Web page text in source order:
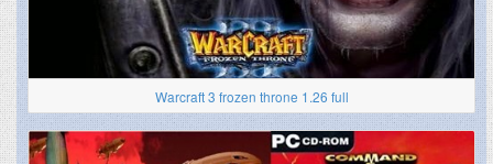
Warcraft 3 frozen throne 1.26 full